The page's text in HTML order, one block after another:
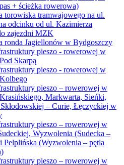
+ ścieżka rowerowa)
torowiska tramwajowego na ul.
odcinku od ul. Kazimierza
zajezdni MZK
ronda Jagiellonów w Bydgoszczy
pieszo - rowerowej w
Skarpą
pieszo - rowerowej w
pieszo – rowerowej w
Markwarta, Sieńki,
– Curie, Łęczyckiej w
pieszo – rowerowej w
Wyzwolenia (Sudecka –
Pelplińska (Wyzwolenia – pętla
pieszo – rowerowej w